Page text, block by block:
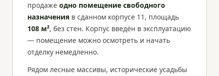
продаже одно помещение свободного
назначения в сданном корпусе 11, площадь
108 м², без стен. Корпус введён в эксплуатацию
— помещение можно осмотреть и начать
отделку немедленно.
Рядом лесные массивы, исторические усадьбы